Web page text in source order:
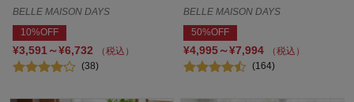
BELLE MAISON DAYS
10%OFF
¥3,591～¥6,732
（税込）
(38)
BELLE MAISON DAYS
50%OFF
¥4,995～¥7,994
（税込）
(164)